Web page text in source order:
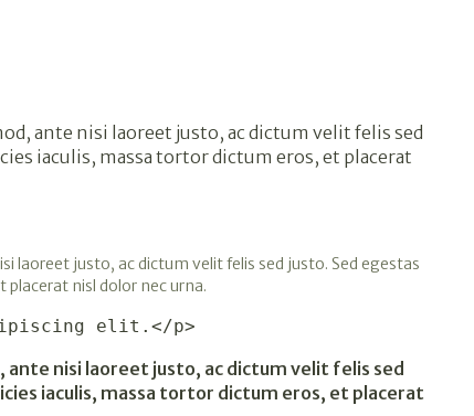
ante nisi laoreet justo, ac dictum velit felis sed
iaculis, massa tortor dictum eros, et placerat
laoreet justo, ac dictum velit felis sed justo. Sed egestas
nisl dolor nec urna.
elit.</p>
nisi laoreet justo, ac dictum velit felis sed
iaculis, massa tortor dictum eros, et placerat